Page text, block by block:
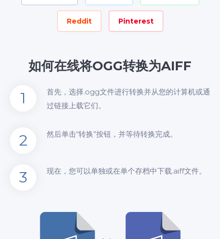
Reddit Pinterest
如何在线将OGG转换为AIFF
1
首先，选择.ogg文件进行转换并从您的计算机或通
过链接上载它们。
2 然后单击“转换”按钮，并等待转换完成。
3 现在，您可以单独或在单个存档中下载.aiff文件。